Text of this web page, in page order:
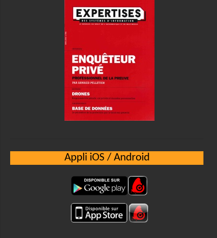
Appli iOS / Android